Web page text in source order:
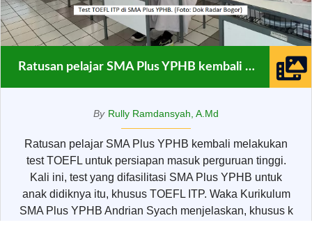
Ratusan pelajar SMA Plus YPHB kembali melakukan test TOEFL
By Rully Ramdansyah, A.Md
Ratusan pelajar SMA Plus YPHB kembali melakukan
test TOEFL untuk persiapan masuk perguruan tinggi.
Kali ini, test yang difasilitasi SMA Plus YPHB untuk
anak didiknya itu, khusus TOEFL ITP. Waka Kurikulum
SMA Plus YPHB Andrian Syach menjelaskan, khusus k